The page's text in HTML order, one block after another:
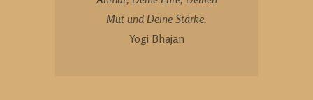
Mut und Deine Stärke.
Yogi Bhajan